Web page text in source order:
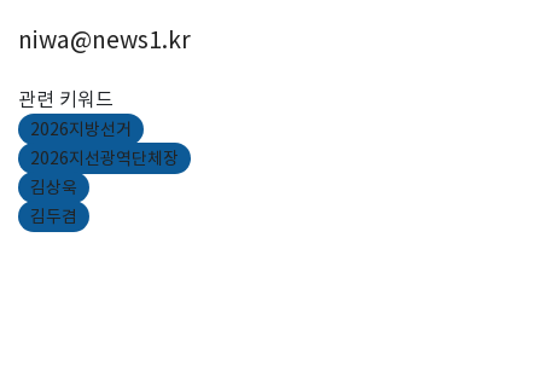
niwa@news1.kr
관련 키워드
2026지방선거
2026지선광역단체장
김상욱
김두겸